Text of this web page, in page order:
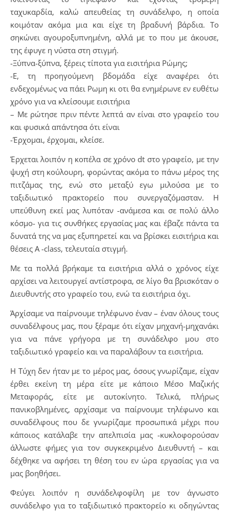
ταχυκαρδία, καλώ απευθείας τη συνάδελφο, η οποία
κοιμόταν ακόμα μια και είχε τη βραδυνή βάρδια. Το
σηκώνει αγουροξυπνημένη, αλλά με το που με άκουσε,
της έφυγε η νύστα στη στιγμή.
-Ξύπνα-ξύπνα, ξέρεις τίποτα για εισιτήρια Ρώμης;
-Ε, τη προηγούμενη βδομάδα είχε αναφέρει ότι
ενδεχομένως να πάει Ρωμη κι οτι θα ενημέρωνε εν ευθέτω
χρόνο για να κλείσουμε εισιτήρια
– Με ρώτησε πριν πέντε λεπτά αν είναι στο γραφείο του
και φυσικά απάντησα ότι είναι
-Έρχομαι, έρχομαι, κλείσε.
Έρχεται λοιπόν η κοπέλα σε χρόνο dt στο γραφείο, με την
ψυχή στη κούλουρη, φορώντας ακόμα το πάνω μέρος της
πιτζάμας της, ενώ στο μεταξύ εγω μιλούσα με το
ταξιδιωτικό πρακτορείο που συνεργαζόμασταν. Η
υπεύθυνη εκεί μας λυπόταν -ανάμεσα και σε πολύ άλλο
κόσμο- για τις συνθήκες εργασίας μας και έβαζε πάντα τα
δυνατά της να μας εξυπηρετεί και να βρίσκει εισιτήρια και
θέσεις Α -class, τελευταία στιγμή.
Με τα πολλά βρήκαμε τα εισιτήρια αλλά ο χρόνος είχε
αρχίσει να λειτουργεί αντίστροφα, σε λίγο θα βρισκόταν ο
Διευθυντής στο γραφείο του, ενώ τα εισιτήρια όχι.
Άρχίσαμε να παίρνουμε τηλέφωνο έναν – έναν όλους τους
συναδέλφους μας, που ξέραμε ότι είχαν μηχανή-μηχανάκι
για να πάνε γρήγορα με τη συνάδελφο μου στο
ταξιδιωτικό γραφείο και να παραλάβουν τα εισιτήρια.
Η Τύχη δεν ήταν με το μέρος μας, όσους γνωρίζαμε, είχαν
έρθει εκείνη τη μέρα είτε με κάποιο Μέσο Μαζικής
Μεταφοράς, είτε με αυτοκίνητο. Τελικά, πλήρως
πανικοβλημένες, αρχίσαμε να παίρνουμε τηλέφωνο και
συναδέλφους που δε γνωρίζαμε προσωπικά μέχρι που
κάποιος κατάλαβε την απελπισία μας -κυκλοφορούσαν
άλλωστε φήμες για τον συγκεκριμένο Διευθυντή – και
δέχθηκε να αφήσει τη θέση του εν ώρα εργασίας για να
μας βοηθήσει.
Φεύγει λοιπόν η συνάδελφοφίλη με τον άγνωστο
συνάδελφο για το ταξιδιωτικό πρακτορείο κι οδηγώντας